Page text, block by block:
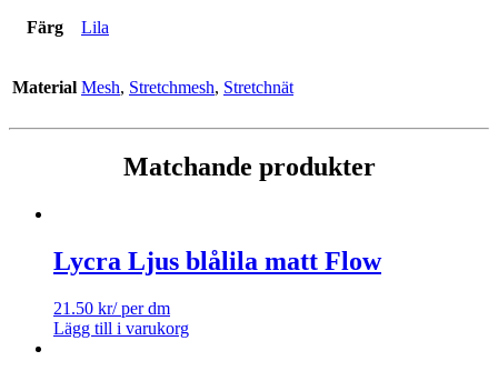
Färg Lila
Material Mesh, Stretchmesh, Stretchnät
Matchande produkter
Lycra Ljus blålila matt Flow
21.50 kr/ per dm
Lägg till i varukorg